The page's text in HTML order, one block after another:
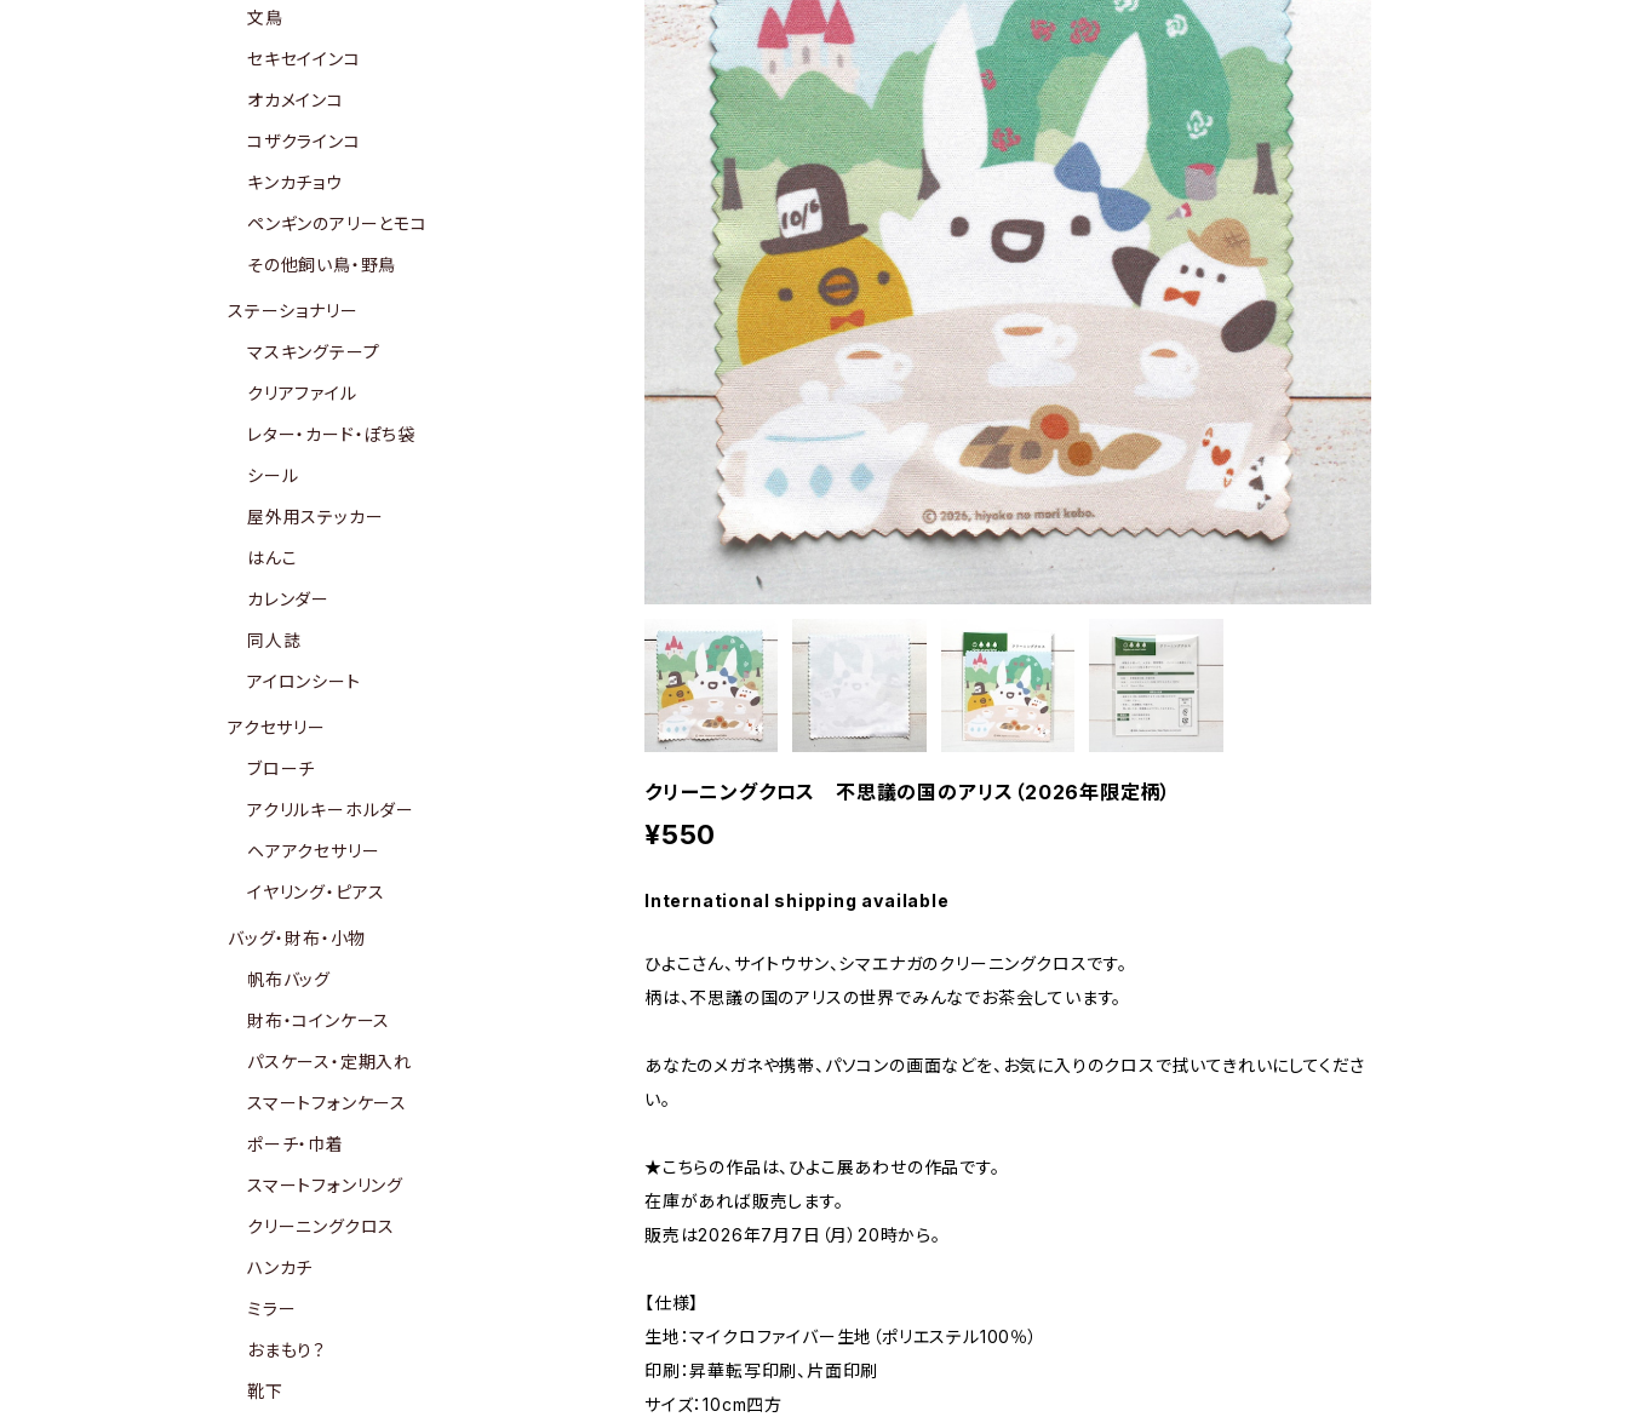
クリーニングクロス 不思議の国のアリス（2026年限定柄）
¥550
International shipping available
ひよこさん、サイトウサン、シマエナガのクリーニングクロスです。
柄は、不思議の国のアリスの世界でみんなでお茶会しています。
あなたのメガネや携帯、パソコンの画面などを、お気に入りのクロスで拭いてきれいにしてくださ
い。
★こちらの作品は、ひよこ展あわせの作品です。
在庫があれば販売します。
販売は2026年7月7日（月）20時から。
【仕様】
生地：マイクロファイバー生地（ポリエステル100％）
印刷：昇華転写印刷、片面印刷
サイズ：10cm四方
文鳥
セキセイインコ
オカメインコ
コザクラインコ
キンカチョウ
ペンギンのアリーとモコ
その他飼い鳥・野鳥
ステーショナリー
マスキングテープ
クリアファイル
レター・カード・ぽち袋
シール
屋外用ステッカー
はんこ
カレンダー
同人誌
アイロンシート
アクセサリー
ブローチ
アクリルキーホルダー
ヘアアクセサリー
イヤリング・ピアス
バッグ・財布・小物
帆布バッグ
財布・コインケース
パスケース・定期入れ
スマートフォンケース
ポーチ・巾着
スマートフォンリング
クリーニングクロス
ハンカチ
ミラー
おまもり？
靴下